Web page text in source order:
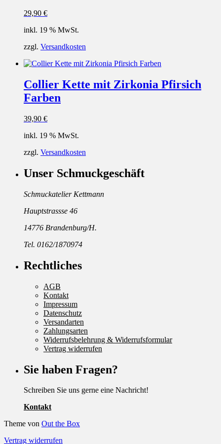
29,90 €
inkl. 19 % MwSt.
zzgl. Versandkosten
Collier Kette mit Zirkonia Pfirsich
Farben
39,90 €
inkl. 19 % MwSt.
zzgl. Versandkosten
Unser Schmuckgeschäft
Schmuckatelier Kettmann
Hauptstrassse 46
14776 Brandenburg/H.
Tel. 0162/1870974
Rechtliches
AGB
Kontakt
Impressum
Datenschutz
Versandarten
Zahlungsarten
Widerrufsbelehrung & Widerrufsformular
Vertrag widerrufen
Sie haben Fragen?
Schreiben Sie uns gerne eine Nachricht!
Kontakt
Theme von Out the Box
Vertrag widerrufen